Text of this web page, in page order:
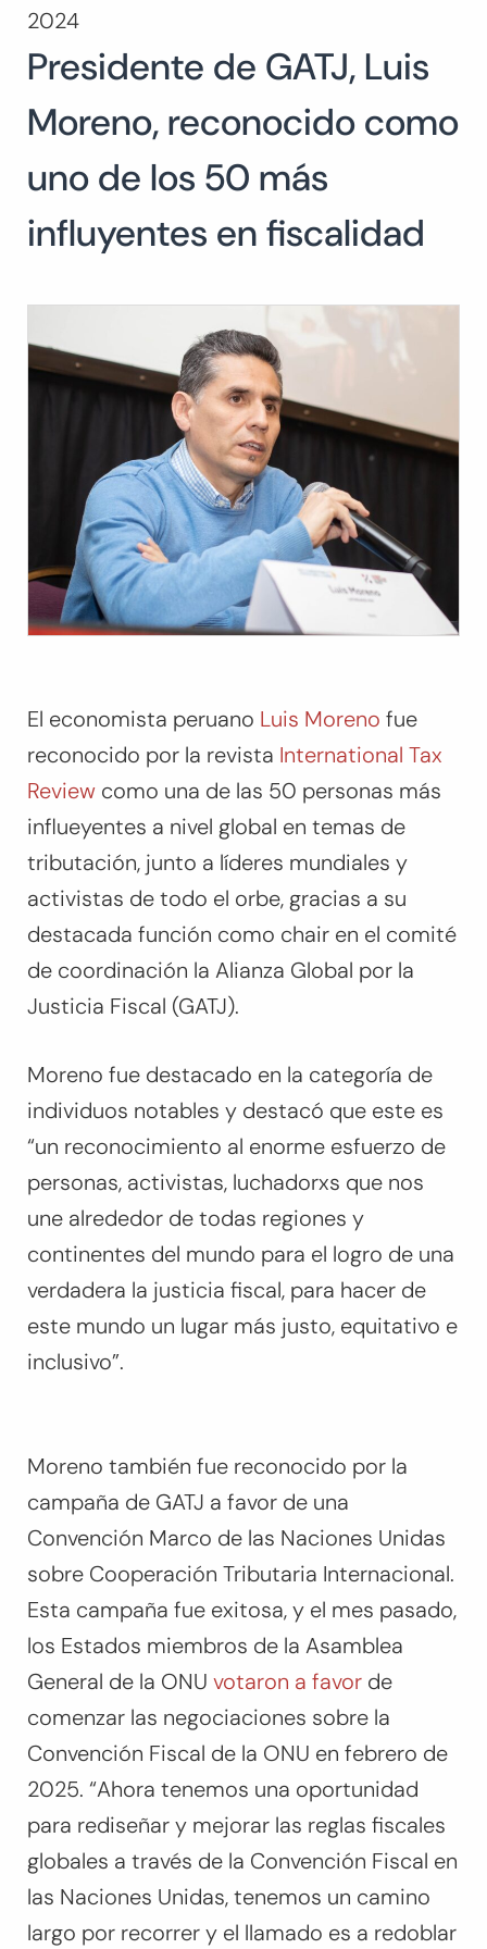
Buscar:
BUSCAR
2024
Presidente de GATJ, Luis
Moreno, reconocido como
uno de los 50 más
influyentes en fiscalidad
El economista peruano Luis Moreno fue
reconocido por la revista International Tax
Review como una de las 50 personas más
influeyentes a nivel global en temas de
tributación, junto a líderes mundiales y
activistas de todo el orbe, gracias a su
destacada función como chair en el comité
de coordinación la Alianza Global por la
Justicia Fiscal (GATJ).
Moreno fue destacado en la categoría de
individuos notables y destacó que este es
“un reconocimiento al enorme esfuerzo de
personas, activistas, luchadorxs que nos
une alrededor de todas regiones y
continentes del mundo para el logro de una
verdadera la justicia fiscal, para hacer de
este mundo un lugar más justo, equitativo e
inclusivo”.
Moreno también fue reconocido por la
campaña de GATJ a favor de una
Convención Marco de las Naciones Unidas
sobre Cooperación Tributaria Internacional.
Esta campaña fue exitosa, y el mes pasado,
los Estados miembros de la Asamblea
General de la ONU votaron a favor de
comenzar las negociaciones sobre la
Convención Fiscal de la ONU en febrero de
2025. “Ahora tenemos una oportunidad
para rediseñar y mejorar las reglas fiscales
globales a través de la Convención Fiscal en
las Naciones Unidas, tenemos un camino
largo por recorrer y el llamado es a redoblar